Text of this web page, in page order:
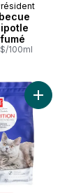
100ml
cuites au
Ajouter